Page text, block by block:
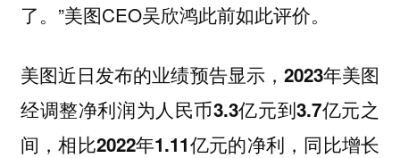
了。”美图CEO吴欣鸿此前如此评价。
美图近日发布的业绩预告显示，2023年美图
经调整净利润为人民币3.3亿元到3.7亿元之
间，相比2022年1.11亿元的净利，同比增长